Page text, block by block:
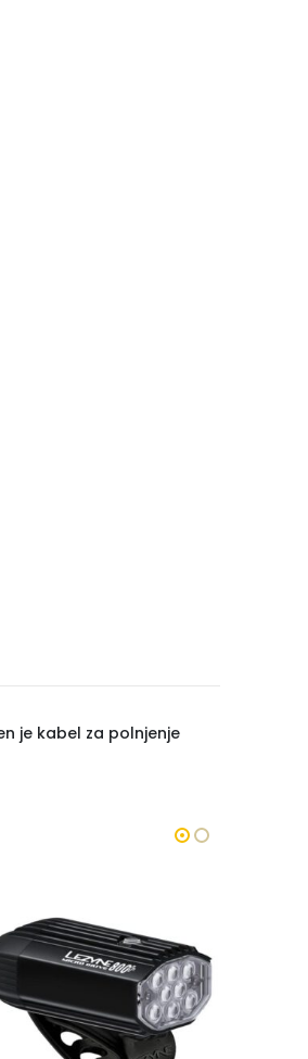
je kabel za polnjenje